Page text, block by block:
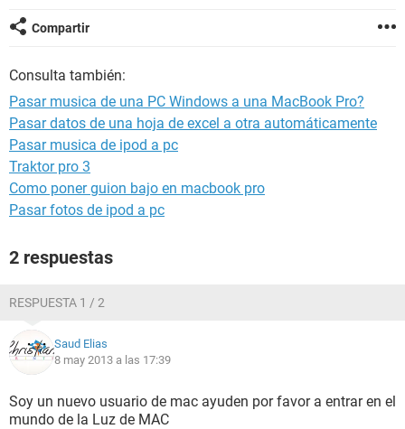
Compartir
Consulta también:
Pasar musica de una PC Windows a una MacBook Pro?
Pasar datos de una hoja de excel a otra automáticamente
Pasar musica de ipod a pc
Traktor pro 3
Como poner guion bajo en macbook pro
Pasar fotos de ipod a pc
2 respuestas
RESPUESTA 1 / 2
Saud Elias
8 may 2013 a las 17:39
Soy un nuevo usuario de mac ayuden por favor a entrar en el
mundo de la Luz de MAC